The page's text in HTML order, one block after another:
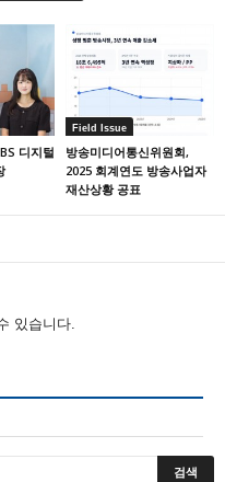
디지털
Field Issue
방송미디어통신위원회,
2025 회계연도 방송사업자
재산상황 공표
있습니다.